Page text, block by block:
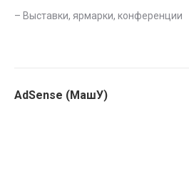
– Выставки, ярмарки, конференции
AdSense (МашУ)